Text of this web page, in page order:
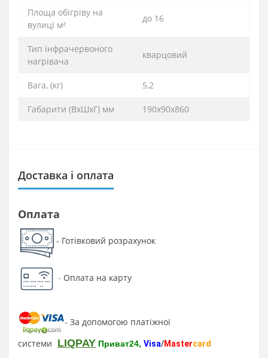
Площа обігріву на
вулиці м²
до 16
Тип інфрачервоного
нагрівача
кварцовий
Вага, (кг) 5,2
Габарити (ВхШхГ) мм 190х90х860
Доставка і оплата
Оплата
- Готівковий розрахунок
- Оплата на карту
- За допомогою платіжної
системи LIQPAY Приват24, Visa/Mastercard